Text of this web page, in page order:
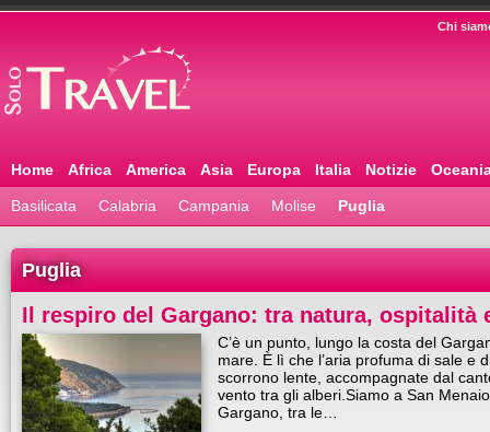
Chi
Home Africa America Asia Europa Italia Notizie
Basilicata Calabria Campania Molise Puglia
Puglia
Il respiro del Gargano: tra natura, ospitalità
C’è un punto, lungo la costa del
mare. È lì che l’aria profuma di sale e
scorrono lente, accompagnate dal
vento tra gli alberi.Siamo a San
Gargano, tra le…